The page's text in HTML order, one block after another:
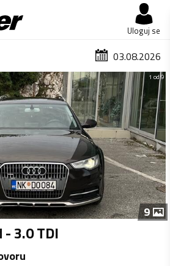
Uloguj se
03.08.2026
1 od 9
9
3.0 TDI